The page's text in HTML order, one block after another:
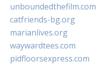
unboundedthefilm.com
catfriends-bg.org
marianlives.org
waywardtees.com
pidfloorsexpress.com